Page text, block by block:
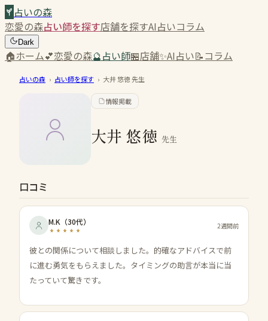
占いの森
恋愛の森占い師を探す店舗を探すAI占いコラム
Dark
🏠ホーム💕恋愛の森🔮占い師🏪店舗✨AI占い📝コラム
占いの森 › 占い師を探す › 大井 悠徳先生
情報掲載
大井 悠徳 先生
口コミ
M.K （30代） 2週間前
彼との関係について相談しました。的確なアドバイスで前
に進む勇気をもらえました。タイミングの助言が本当に当
たっていて驚きです。